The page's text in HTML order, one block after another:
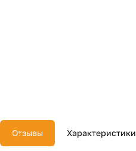
Отзывы Характеристики